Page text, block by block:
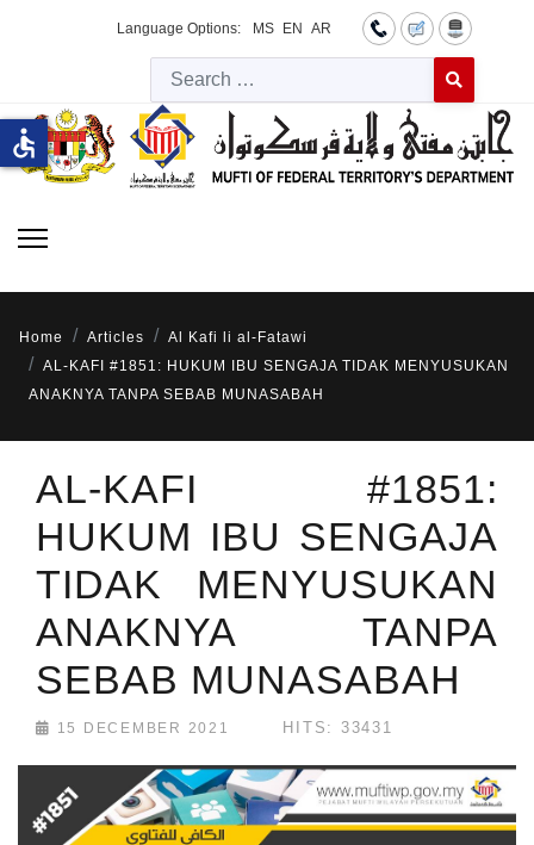
Language Options: MS EN AR
Type 2 or
Home Articles
Al Kafi li al-Fatawi
AL-KAFI #1851: HUKUM IBU SENGAJA TIDAK MENYUSUKAN
ANAKNYA TANPA SEBAB MUNASABAH
AL-KAFI #1851:
HUKUM IBU SENGAJA
TIDAK MENYUSUKAN
ANAKNYA TANPA
SEBAB MUNASABAH
15 DECEMBER 2021 HITS: 33431
accessible